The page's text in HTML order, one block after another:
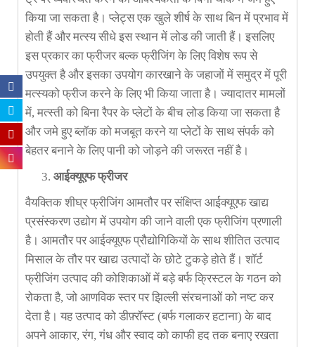
किया जा सकता है। प्लेट्स एक खुले शीर्ष के साथ बिन में प्रभाव में
होती हैं और मत्स्य सीधे इस स्थान में लोड की जाती हैं। इसलिए
इस प्रकार का फ्रीजर बल्क फ्रीजिंग के लिए विशेष रूप से
उपयुक्त है और इसका उपयोग कारखाने के जहाजों में समुद्र में पूरी
मत्स्यको फ्रीज करने के लिए भी किया जाता है। ज्यादातर मामलों
में, मत्स्ती को बिना रैपर के प्लेटों के बीच लोड किया जा सकता है
और जमे हुए ब्लॉक को मजबूत करने या प्लेटों के साथ संपर्क को
बेहतर बनाने के लिए पानी को जोड़ने की जरूरत नहीं है।
आईक्यूएफ फ्रीजर
वैयक्तिक शीघ्र फ्रीजिंग आमतौर पर संक्षिप्त आईक्यूएफ खाद्य
प्रसंस्करण उद्योग में उपयोग की जाने वाली एक फ्रीजिंग प्रणाली
है। आमतौर पर आईक्यूएफ प्रौद्योगिकियों के साथ शीतित उत्पाद
मिसाल के तौर पर खाद्य उत्पादों के छोटे टुकड़े होते हैं। शॉर्ट
फ्रीजिंग उत्पाद की कोशिकाओं में बड़े बर्फ क्रिस्टल के गठन को
रोकता है, जो आणविक स्तर पर झिल्ली संरचनाओं को नष्ट कर
देता है। यह उत्पाद को डीफ़्रॉस्ट (बर्फ गलाकर हटाना) के बाद
अपने आकार, रंग, गंध और स्वाद को काफी हद तक बनाए रखता